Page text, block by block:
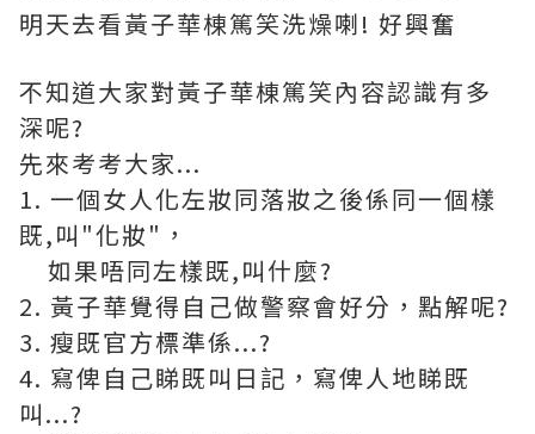
明天去看黃子華棟篤笑洗燥喇! 好興奮
不知道大家對黃子華棟篤笑內容認識有多
深呢?
先來考考大家...
1. 一個女人化左妝同落妝之後係同一個樣
既,叫"化妝"，
如果唔同左樣既,叫什麼?
2. 黃子華覺得自己做警察會好分，點解呢?
3. 瘦既官方標準係...?
4. 寫俾自己睇既叫日記，寫俾人地睇既
叫...?